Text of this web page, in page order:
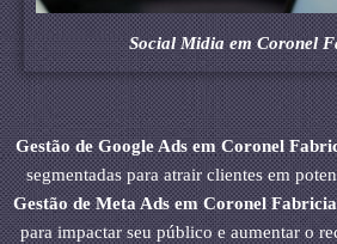
Social Midia em Coronel
Gestão de Google Ads em Coronel
segmentadas para atrair clientes em
Gestão de Meta Ads em Coronel
para impactar seu público e aumentar o